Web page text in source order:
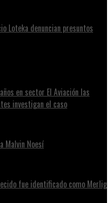
Loteka denuncian presuntos
en sector El Aviación las
investigan el caso
Malvin Noesí
fue identificado como Merlig